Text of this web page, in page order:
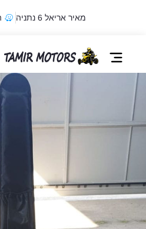
מאיר אריאל 6 נתניה